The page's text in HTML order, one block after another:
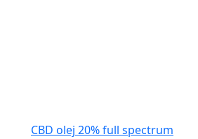
CBD olej 20% full spectrum